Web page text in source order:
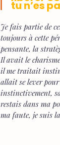
tu n’es
Je fais partie de
toujours à cette
pensante, la
Il avait le
il me traitait
allait se lever pour
instinctivement,
restais dans ma
ma faute, je suis